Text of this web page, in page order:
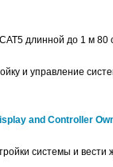
длинной до 1 м 80
и управление
and Controller
системы и вести